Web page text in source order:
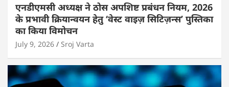
एनडीएमसी अध्यक्ष ने ठोस अपशिष्ट प्रबंधन नियम, 2026
के प्रभावी क्रियान्वयन हेतु ‘वेस्ट वाइज़ सिटिज़न्स’ पुस्तिका
का किया विमोचन
July 9, 2026 Sroj Varta